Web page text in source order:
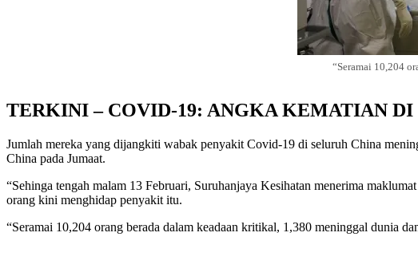
“Seramai 10,204
TERKINI – COVID-19: ANGKA KEMATIAN
Jumlah mereka yang dijangkiti wabak penyakit Covid-19 di seluruh China
China pada Jumaat.
“Sehinga tengah malam 13 Februari, Suruhanjaya Kesihatan menerima
orang kini menghidap penyakit itu.
“Seramai 10,204 orang berada dalam keadaan kritikal, 1,380 meninggal dunia